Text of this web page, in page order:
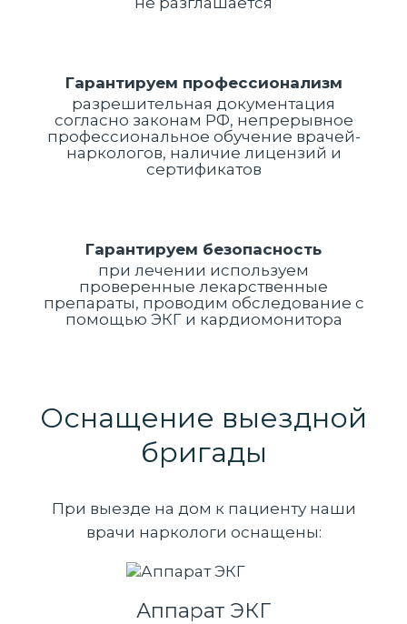
Гарантируем профессионализм
разрешительная документация
согласно законам РФ, непрерывное
профессиональное обучение врачей-
наркологов, наличие лицензий и
сертификатов
Гарантируем безопасность
при лечении используем
проверенные лекарственные
препараты, проводим обследование с
помощью ЭКГ и кардиомонитора
Оснащение выездной
бригады
При выезде на дом к пациенту наши
врачи наркологи оснащены:
Аппарат ЭКГ